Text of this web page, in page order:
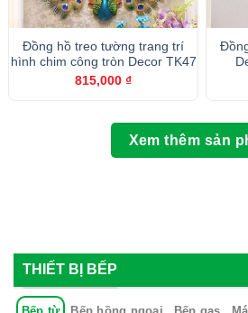
Đồng hồ treo tường trang trí
hình chim công tròn Decor TK47
815,000 ₫
Xem thêm sản
THIẾT BỊ BẾP